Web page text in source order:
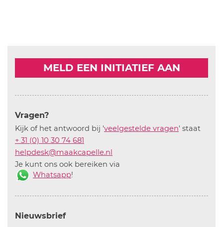
MELD EEN INITIATIEF AAN
Vragen?
Kijk of het antwoord bij 'veelgestelde vragen' staat
+ 31 (0) 10 30 74 681
helpdesk@maakcapelle.nl
Je kunt ons ook bereiken via
Whatsapp!
Nieuwsbrief